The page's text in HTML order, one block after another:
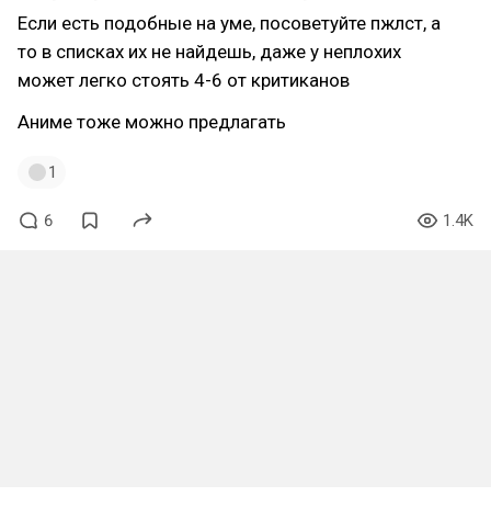
Если есть подобные на уме, посоветуйте пжлст, а
то в списках их не найдешь, даже у неплохих
может легко стоять 4-6 от критиканов
Аниме тоже можно предлагать
1
6 1.4K